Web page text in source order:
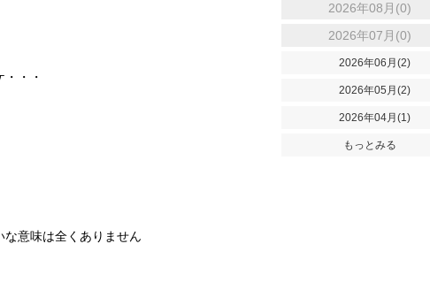
・・
意味は全くありません
2026年08月(0)
2026年07月(0)
2026年06月(2)
2026年05月(2)
2026年04月(1)
もっとみる